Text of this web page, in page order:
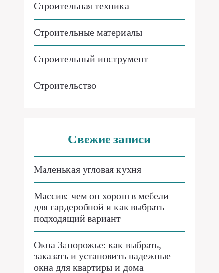
Строительная техника
Строительные материалы
Строительный инструмент
Строительство
Свежие записи
Маленькая угловая кухня
Массив: чем он хорош в мебели
для гардеробной и как выбрать
подходящий вариант
Окна Запорожье: как выбрать,
заказать и установить надежные
окна для квартиры и дома